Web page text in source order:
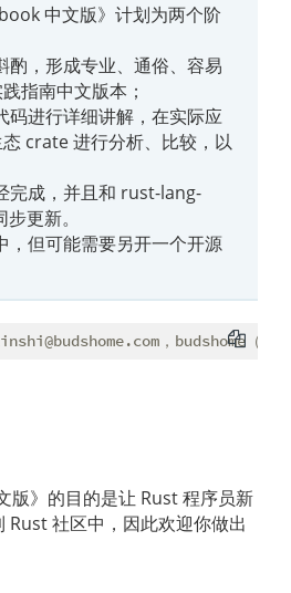
中文版》计划为两个阶
酌，形成专业、通俗、容易
指南中文版本；
码进行详细讲解，在实际应
crate 进行分析、比较，以
完成，并且和 rust-lang-
更新。
，但可能需要另开一个开源
版》的目的是让 Rust 程序员新
Rust 社区中，因此欢迎你做出